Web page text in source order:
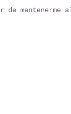
de